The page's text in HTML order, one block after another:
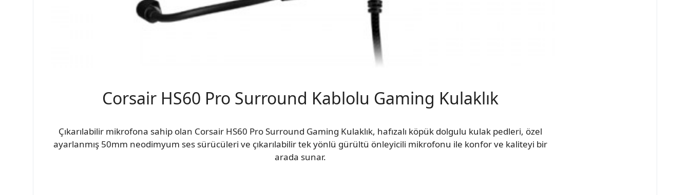
Corsair HS60 Pro Surround Kablolu Gaming Kulaklık
Çıkarılabilir mikrofona sahip olan Corsair HS60 Pro Surround Gaming Kulaklık, hafızalı köpük dolgulu kulak pedleri, özel
ayarlanmış 50mm neodimyum ses sürücüleri ve çıkarılabilir tek yönlü gürültü önleyicili mikrofonu ile konfor ve kaliteyi bir
arada sunar.